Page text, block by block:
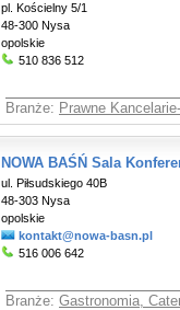
pl. Kościelny 5/1
48-300 Nysa
opolskie
510 836 512
Branże: Prawne
NOWA BAŚŃ Sala
ul. Piłsudskiego 40B
48-303 Nysa
opolskie
kontakt@nowa-basn.pl
516 006 642
Branże: Gastronomia,